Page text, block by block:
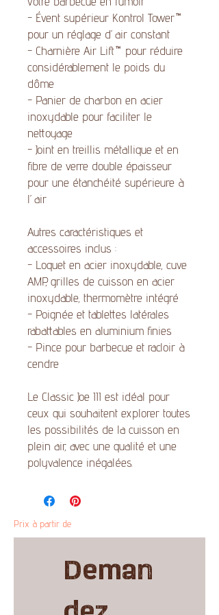
- Évent supérieur Kontrol Tower™
pour un réglage d’air constant
- Charnière Air Lift™ pour réduire
considérablement le poids du
dôme
- Panier de charbon en acier
inoxydable pour faciliter le
nettoyage
- Joint en treillis métallique et en
fibre de verre double épaisseur
pour une étanchéité supérieure à
l’air
Autres caractéristiques et
accessoires inclus :
- Loquet en acier inoxydable, cuve
AMP, grilles de cuisson en acier
inoxydable, thermomètre intégré
- Poignée et tablettes latérales
rabattables en aluminium finies
- Pince pour barbecue et racloir à
cendre
Le Classic Joe III est idéal pour
ceux qui souhaitent explorer toutes
les possibilités de la cuisson en
plein air, avec une qualité et une
polyvalence inégalées.
Prix à partir de
Deman